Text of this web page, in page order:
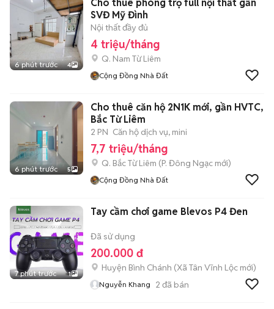
6 phút trước 4
Cho thuê phòng trọ full nội thất gần
SVĐ Mỹ Đình
Nội thất đầy đủ
4 triệu/tháng
Q. Nam Từ Liêm
Cộng Đồng Nhà Đất
6 phút trước 5
Cho thuê căn hộ 2N1K mới, gần HVTC,
Bắc Từ Liêm
2 PN Căn hộ dịch vụ, mini
7,7 triệu/tháng
Q. Bắc Từ Liêm (P. Đông Ngạc mới)
Cộng Đồng Nhà Đất
7 phút trước 1
Tay cầm chơi game Blevos P4 Đen
Đã sử dụng
200.000 đ
Huyện Bình Chánh (Xã Tân Vĩnh Lộc mới)
Nguyễn Khang 2 đã bán